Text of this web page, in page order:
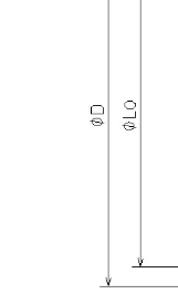
请填写表格，